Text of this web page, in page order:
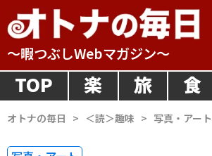
～暇つぶしWebマガジン～
TOP 楽 旅 食
オトナの毎日 > ＜読＞趣味 > 写真・アート